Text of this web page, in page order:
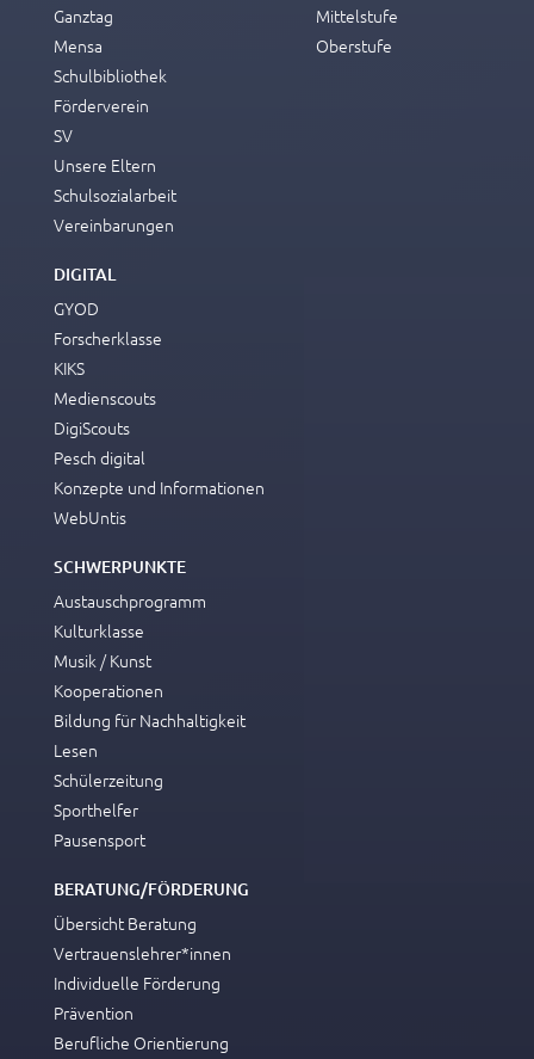
Ganztag
Mensa
Schulbibliothek
Förderverein
SV
Unsere Eltern
Schulsozialarbeit
Vereinbarungen
Mittelstufe
Oberstufe
DIGITAL
GYOD
Forscherklasse
KIKS
Medienscouts
DigiScouts
Pesch digital
Konzepte und Informationen
WebUntis
SCHWERPUNKTE
Austauschprogramm
Kulturklasse
Musik / Kunst
Kooperationen
Bildung für Nachhaltigkeit
Lesen
Schülerzeitung
Sporthelfer
Pausensport
BERATUNG/FÖRDERUNG
Übersicht Beratung
Vertrauenslehrer*innen
Individuelle Förderung
Prävention
Berufliche Orientierung